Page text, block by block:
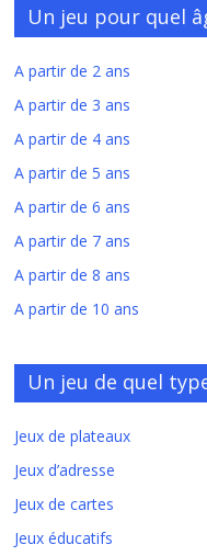
Un jeu pour quel
A partir de 2 ans
A partir de 3 ans
A partir de 4 ans
A partir de 5 ans
A partir de 6 ans
A partir de 7 ans
A partir de 8 ans
A partir de 10 ans
Un jeu de quel
Jeux de plateaux
Jeux d’adresse
Jeux de cartes
Jeux éducatifs